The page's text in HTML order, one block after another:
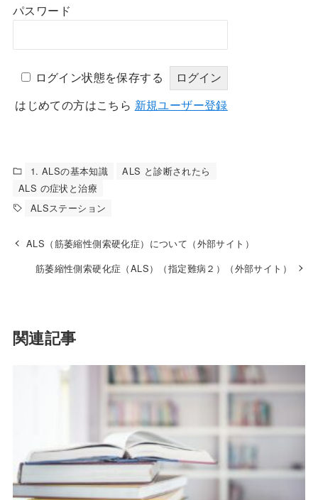
パスワード
ログイン状態を保存する
はじめての方はこちら 新規ユーザー登録
1. ALSの基本知識
ALS と診断されたら
ALS の症状と治療
ALSステーション
ALS（筋萎縮性側索硬化症）について（外部サイト）
筋萎縮性側索硬化症（ALS）（指定難病２）（外部サイト）
関連記事